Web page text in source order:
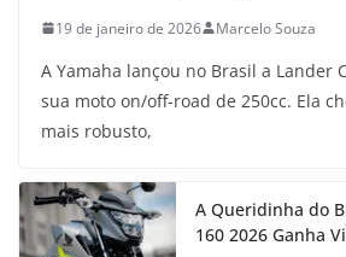
19 de janeiro de 2026 Marcelo Souza
A Yamaha lançou no Brasil a Lander
sua moto on/off-road de 250cc. Ela
mais robusto,
A Queridinha do
160 2026 Ganha